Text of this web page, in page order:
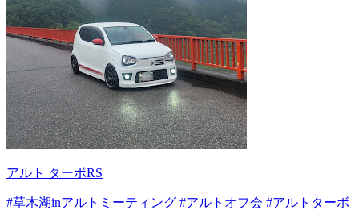
アルト ターボRS
#草木湖inアルトミーティング #アルトオフ会 #アルトターボ